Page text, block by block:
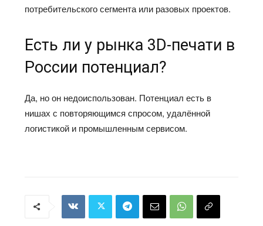
потребительского сегмента или разовых проектов.
Есть ли у рынка 3D-печати в
России потенциал?
Да, но он недоиспользован. Потенциал есть в
нишах с повторяющимся спросом, удалённой
логистикой и промышленным сервисом.